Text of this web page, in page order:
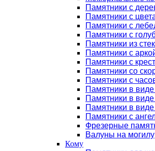
Памятники с
Памятники с
Памятники с
Памятники с
Памятники из
Памятники с
Памятники с
Памятники со
Памятники с
Памятники в
Памятники в виде
Памятники в
Памятники с
Фрезерные
Валуны на могилу
Кому